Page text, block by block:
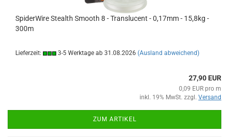
SpiderWire Stealth Smooth 8 - Translucent - 0,17mm - 15,8kg -
300m
Lieferzeit: 3-5 Werktage ab 31.08.2026 (Ausland abweichend)
27,90 EUR
0,09 EUR pro m
inkl. 19% MwSt. zzgl. Versand
ZUM ARTIKEL